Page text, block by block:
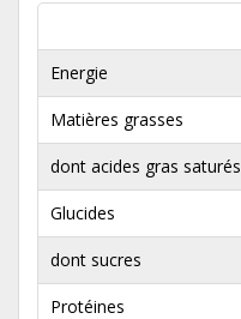
Energie
Matières grasses
dont acides gras saturés
Glucides
dont sucres
Protéines